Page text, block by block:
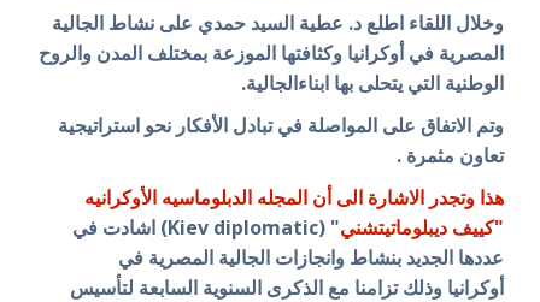
وخلال اللقاء اطلع د. عطية السيد حمدي على نشاط الجالية
المصرية في أوكرانيا وكثافتها الموزعة بمختلف المدن والروح
الوطنية التي يتحلى بها ابناءالجالية.
وتم الاتفاق على المواصلة في تبادل الأفكار نحو استراتيجية
تعاون مثمرة .
هذا وتجدر الاشارة الى أن المجله الدبلوماسيه الأوكرانيه
"كييف ديبلوماتيتشني
" (Kiev diplomatic) اشادت في
عددها الجديد بنشاط وانجازات الجالية المصرية في
أوكرانيا وذلك تزامنا مع الذكرى السنوية السابعة لتأسيس